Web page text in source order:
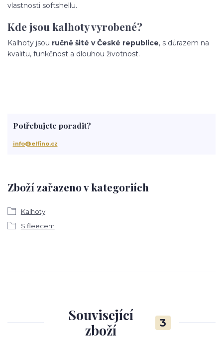
vlastnosti softshellu.
Kde jsou kalhoty vyrobené?
Kalhoty jsou ručně šité v České republice, s důrazem na
kvalitu, funkčnost a dlouhou životnost.
Zboží zařazeno v kategoriích
Kalhoty
S fleecem
Potřebujete poradit?
info@elfino.cz
Související
zboží
3